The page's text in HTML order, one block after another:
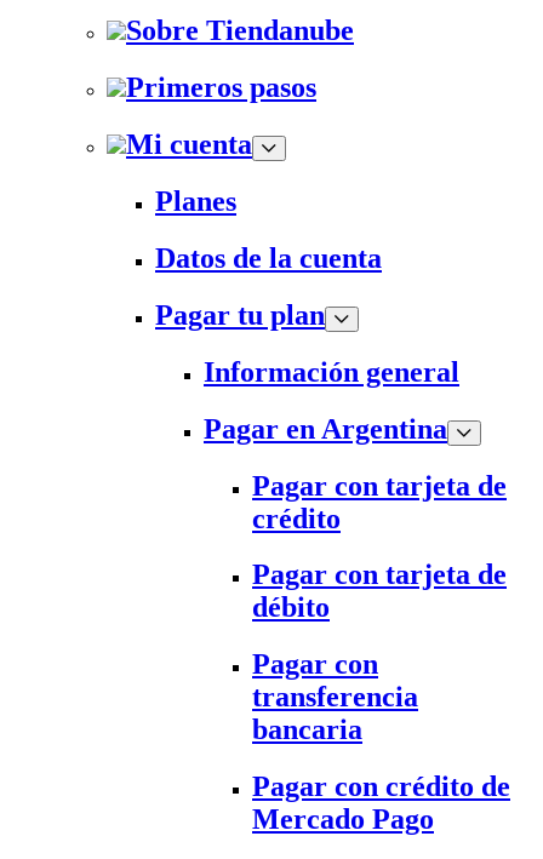
Sobre Tiendanube
Primeros pasos
Mi cuenta
Planes
Datos de la cuenta
Pagar tu plan
Información general
Pagar en Argentina
Pagar con tarjeta de
crédito
Pagar con tarjeta de
débito
Pagar con
transferencia
bancaria
Pagar con crédito de
Mercado Pago